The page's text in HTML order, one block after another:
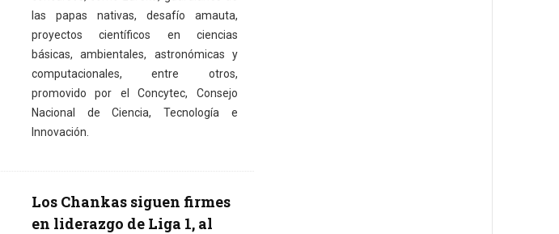
las papas nativas, desafío amauta,
proyectos científicos en ciencias
básicas, ambientales, astronómicas y
computacionales, entre otros,
promovido por el Concytec, Consejo
Nacional de Ciencia, Tecnología e
Innovación.
Los Chankas siguen firmes
en liderazgo de Liga 1, al